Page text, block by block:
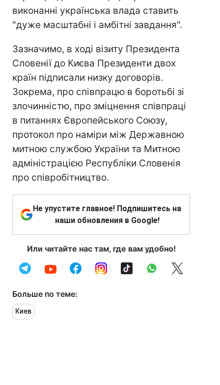
виконанні українська влада ставить
"дуже масштабні і амбітні завдання".
Зазначимо, в ході візиту Президента
Словенії до Києва Президенти двох
країн підписали низку договорів.
Зокрема, про співпрацю в боротьбі зі
злочинністю, про зміцнення співпраці
в питаннях Європейського Союзу,
протокол про наміри між Державною
митною службою України та Митною
адміністрацією Республіки Словенія
про співробітництво.
Не упустите главное! Подпишитесь на
наши обновления в Google!
Или читайте нас там, где вам удобно!
Больше по теме:
Киев